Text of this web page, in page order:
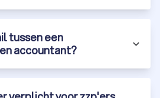
tussen een
accountant?